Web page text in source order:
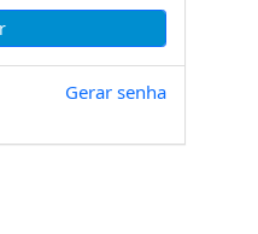
Gerar senha